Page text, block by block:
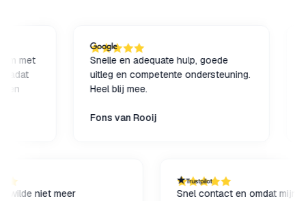
Snelle en adequate hulp, goede
uitleg en competente ondersteuning.
Heel blij mee.
Fons van Rooij
terug!
printer wilde niet meer
Snel contact en omdat